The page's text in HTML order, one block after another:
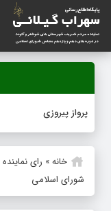
پرواز پیروزی
خانه» رای
شورای اسلامی